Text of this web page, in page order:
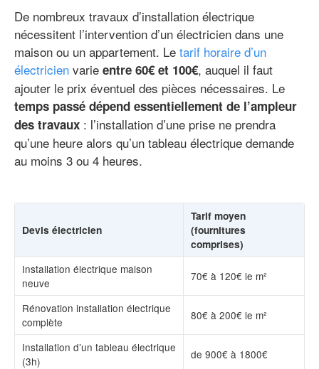
De nombreux travaux d’installation électrique
nécessitent l’intervention d’un électricien dans une
maison ou un appartement. Le tarif horaire d’un
électricien varie entre 60€ et 100€, auquel il faut
ajouter le prix éventuel des pièces nécessaires. Le
temps passé dépend essentiellement de l’ampleur
des travaux : l’installation d’une prise ne prendra
qu’une heure alors qu’un tableau électrique demande
au moins 3 ou 4 heures.
Devis électricien
Tarif moyen
(fournitures
comprises)
Installation électrique maison
neuve
70€ à 120€ le m²
Rénovation installation électrique
complète
80€ à 200€ le m²
Installation d’un tableau électrique
(3h)
de 900€ à 1800€